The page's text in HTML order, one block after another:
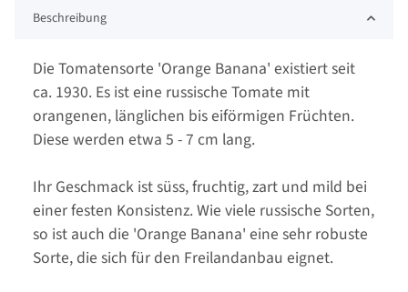
Beschreibung
Die Tomatensorte 'Orange Banana' existiert seit
ca. 1930. Es ist eine russische Tomate mit
orangenen, länglichen bis eiförmigen Früchten.
Diese werden etwa 5 - 7 cm lang.
Ihr Geschmack ist süss, fruchtig, zart und mild bei
einer festen Konsistenz. Wie viele russische Sorten,
so ist auch die 'Orange Banana' eine sehr robuste
Sorte, die sich für den Freilandanbau eignet.